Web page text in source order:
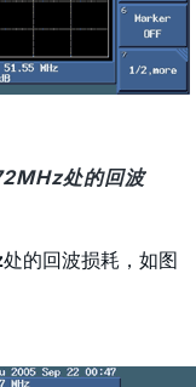
处的回波
处的回波损耗，如图